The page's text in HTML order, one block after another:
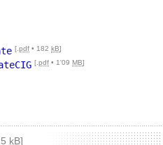
[. pdf • 182 kB]
[. pdf • 1'09 MB]
kB]